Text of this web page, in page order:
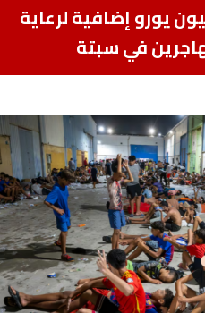
تخصص 25 مليون يورو إضافية لرعاية
في سبتة